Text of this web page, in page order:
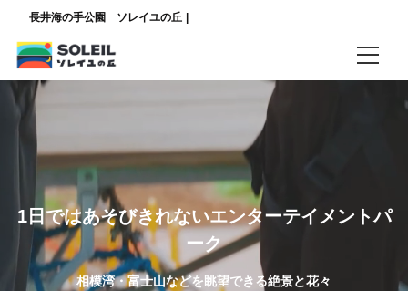
長井海の手公園 ソレイユの丘
ログイン/予約確認
ご案内
チケット購入ランキング
混雑時に便利なファストパス
1日ではあそびきれないエンターテイメントパ
ーク
相模湾・富士山などを眺望できる絶景と花々